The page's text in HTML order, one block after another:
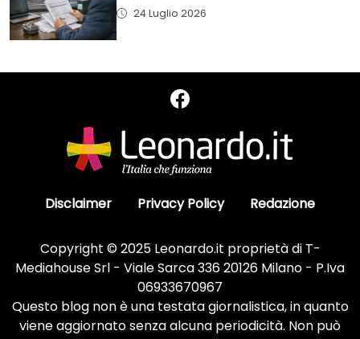
24 Luglio 2026
Disclaimer Privacy Policy Redazione
Copyright © 2025 Leonardo.it proprietà di T-
Mediahouse Srl - Viale Sarca 336 20126 Milano - P.Iva
06933670967
Questo blog non è una testata giornalistica, in quanto
viene aggiornato senza alcuna periodicità. Non può